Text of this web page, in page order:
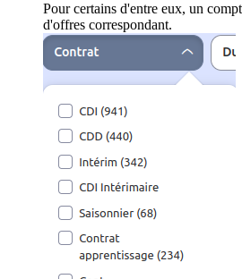
Pour certains d'entre eux, un
d'offres correspondant.